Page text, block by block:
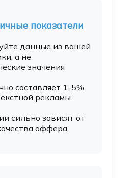
показатели
данные из вашей
а не
значения
составляет 1-5%
рекламы
сильно зависят от
оффера